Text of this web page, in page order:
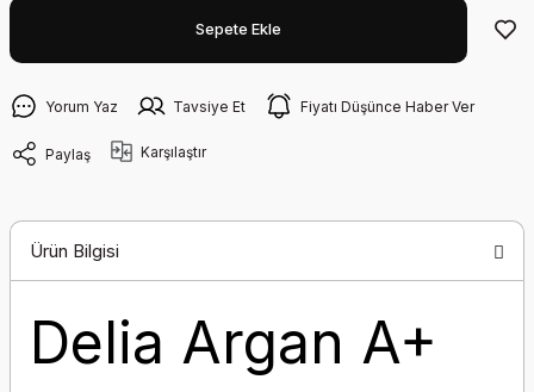
Sepete Ekle
Yorum Yaz Tavsiye Et Fiyatı Düşünce Haber Ver
Paylaş Karşılaştır
Ürün Bilgisi
Delia Argan A+